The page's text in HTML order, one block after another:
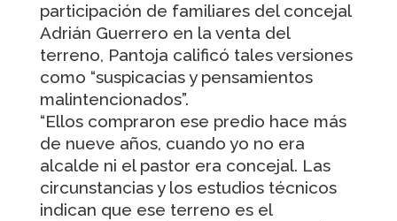
participación de familiares del concejal
Adrián Guerrero en la venta del
terreno, Pantoja calificó tales versiones
como “suspicacias y pensamientos
malintencionados”.
“Ellos compraron ese predio hace más
de nueve años, cuando yo no era
alcalde ni el pastor era concejal. Las
circunstancias y los estudios técnicos
indican que ese terreno es el